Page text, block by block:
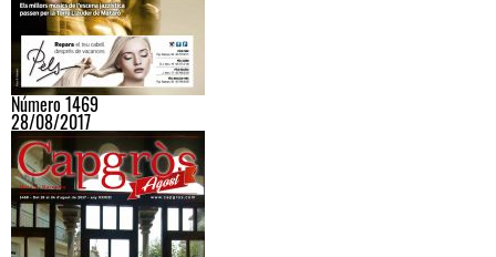
Número 1469
28/08/2017